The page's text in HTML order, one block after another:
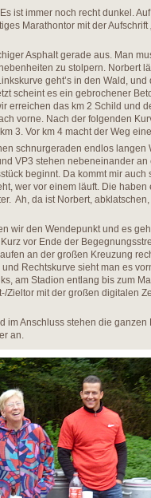
ist immer noch recht dunkel.
Marathontor mit der Aufschrift
Asphalt gerade aus. Man
zu stolpern. Norbert
geht’s in den Wald, und
scheint es ein gebrochener
erreichen das km 2 Schild und
vorne. Nach der folgenden
3. Vor km 4 macht der Weg
schnurgeraden endlos langen
VP3 stehen nebeneinander
beginnt. Da kommt mir
wer vor einem läuft. Die haben
Ah, da ist Norbert,
wir den Wendepunkt und es
vor Ende der
an der großen Kreuzung
Rechtskurve sieht man es
am Stadion entlang bis zum
Zieltor mit der großen digitalen
im Anschluss stehen die
an.